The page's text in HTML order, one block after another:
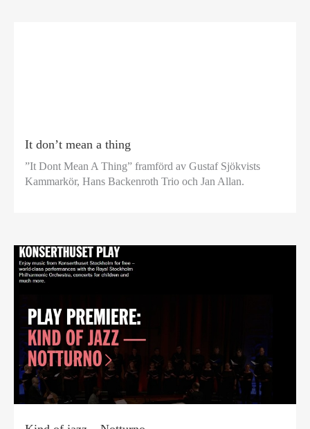
It don’t mean a thing
”It Dont Mean A Thing” framförd av Gustaf Sjökvists
Kammarkör, Hans Backenroth Trio och Jan Allan.